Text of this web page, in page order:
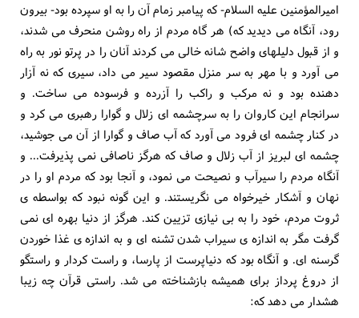
اميرالمؤمنين عليه السلام- كه پيامبر زمام آن را به او سپرده بود- بيرون
رود، آنگاه مى ديديد كه) هر گاه مردم از راه روشن منحرف مى شدند،
و از قبول دليلهاى واضح شانه خالى مى كردند آنان را در پرتو نور به راه
مى آورد و با مهر به سر منزل مقصود سير مى داد، سيرى كه نه آزار
دهنده بود و نه مركب و راكب را آزرده و فرسوده مى ساخت. و
سرانجام اين كاروان را به سرچشمه اى زلال و گوارا رهبرى مى كرد و
در كنار چشمه اى فرود مى آورد كه آب صاف و گوارا از آن مى جوشيد،
چشمه اى لبريز از آب زلال و صاف كه هرگز ناصافى نمى پذيرفت... و
آنگاه مردم را سيرآب و نصيحت مى نمود، و آنجا بود كه مردم او را در
نهان و آشكار خيرخواه مى نگريستند. و اين گونه نبود كه بواسطه ى
ثروت مردم، خود را به بى نيازى تزيين كند. هرگز از دنيا بهره اى نمى
گرفت مگر به اندازه ى سيراب شدن تشنه اى و به اندازه ى غذا خوردن
گرسنه اى. و آنگاه بود كه دنياپرست از پارسا، و راست كردار و راستگو
از دروغ پرداز براى هميشه بازشناخته مى شد. راستى قرآن چه زيبا
هشدار مى دهد كه: